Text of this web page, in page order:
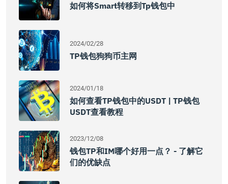
如何将smart转移到tp钱包中
2024/02/28
TP钱包狗狗币主网
2024/01/18
如何查看TP钱包中的USDT | TP钱包
USDT查看教程
2023/12/08
钱包TP和IM哪个好用一点？ - 了解它
们的优缺点